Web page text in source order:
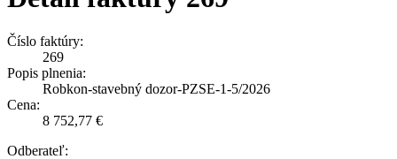
Číslo faktúry:
269
Popis plnenia:
Robkon-stavebný dozor-PZSE-1-5/2026
Cena:
8 752,77 €
Odberateľ: